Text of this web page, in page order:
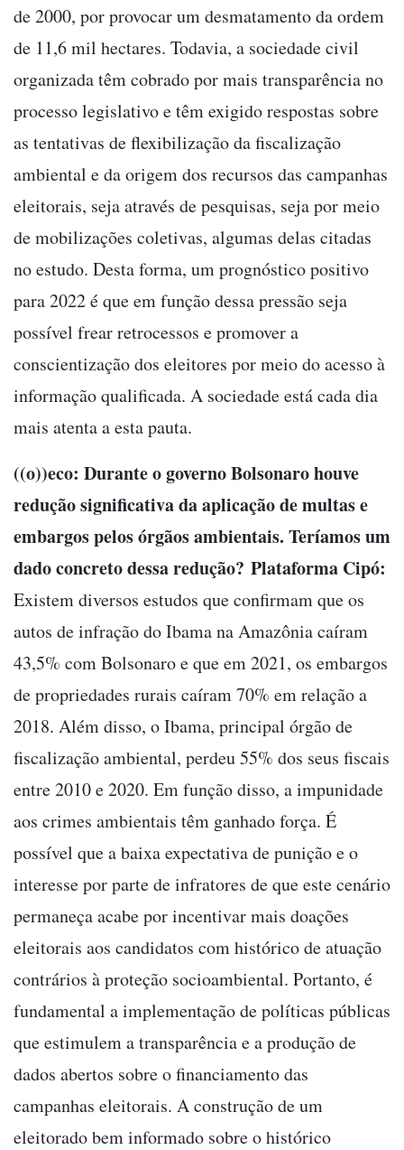
de 2000, por provocar um desmatamento da ordem
de 11,6 mil hectares. Todavia, a sociedade civil
organizada têm cobrado por mais transparência no
processo legislativo e têm exigido respostas sobre
as tentativas de flexibilização da fiscalização
ambiental e da origem dos recursos das campanhas
eleitorais, seja através de pesquisas, seja por meio
de mobilizações coletivas, algumas delas citadas
no estudo. Desta forma, um prognóstico positivo
para 2022 é que em função dessa pressão seja
possível frear retrocessos e promover a
conscientização dos eleitores por meio do acesso à
informação qualificada. A sociedade está cada dia
mais atenta a esta pauta.
((o))eco: Durante o governo Bolsonaro houve
redução significativa da aplicação de multas e
embargos pelos órgãos ambientais. Teríamos um
dado concreto dessa redução? Plataforma Cipó:
Existem diversos estudos que confirmam que os
autos de infração do Ibama na Amazônia caíram
43,5% com Bolsonaro e que em 2021, os embargos
de propriedades rurais caíram 70% em relação a
2018. Além disso, o Ibama, principal órgão de
fiscalização ambiental, perdeu 55% dos seus fiscais
entre 2010 e 2020. Em função disso, a impunidade
aos crimes ambientais têm ganhado força. É
possível que a baixa expectativa de punição e o
interesse por parte de infratores de que este cenário
permaneça acabe por incentivar mais doações
eleitorais aos candidatos com histórico de atuação
contrários à proteção socioambiental. Portanto, é
fundamental a implementação de políticas públicas
que estimulem a transparência e a produção de
dados abertos sobre o financiamento das
campanhas eleitorais. A construção de um
eleitorado bem informado sobre o histórico